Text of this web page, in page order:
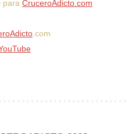
para CruceroAdicto.com
.com